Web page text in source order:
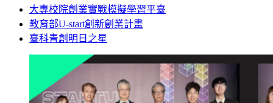
大專校院創業實戰模擬學習平臺
教育部U-start創新創業計畫
臺科青創明日之星